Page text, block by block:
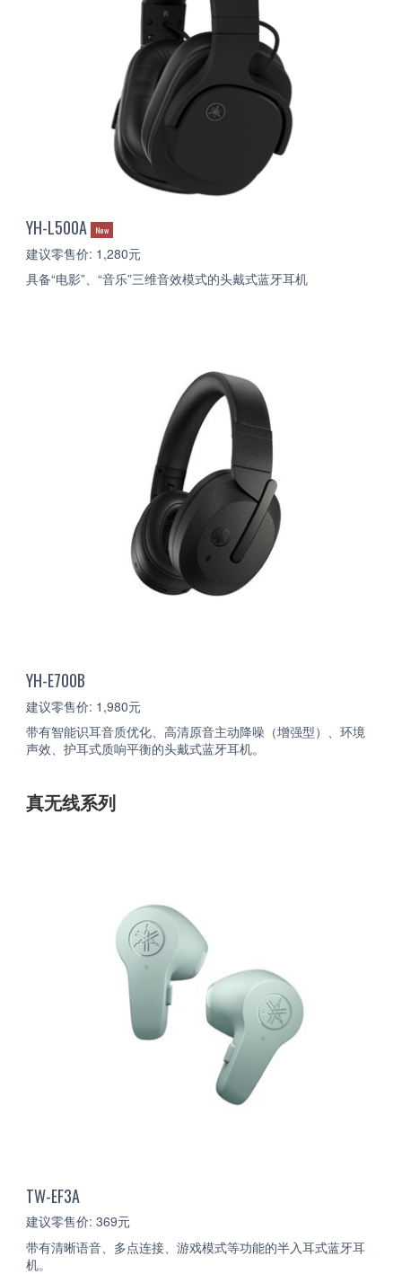
YH-L500A New
建议零售价: 1,280元
具备“电影”、“音乐”三维音效模式的头戴式蓝牙耳机
YH-E700B
建议零售价: 1,980元
带有智能识耳音质优化、高清原音主动降噪（增强型）、环境
声效、护耳式质响平衡的头戴式蓝牙耳机。
真无线系列
TW-EF3A
建议零售价: 369元
带有清晰语音、多点连接、游戏模式等功能的半入耳式蓝牙耳
机。